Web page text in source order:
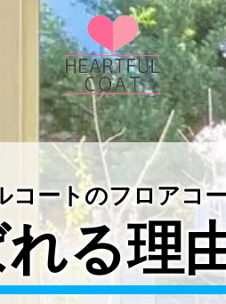
コートのフロアコ
る理